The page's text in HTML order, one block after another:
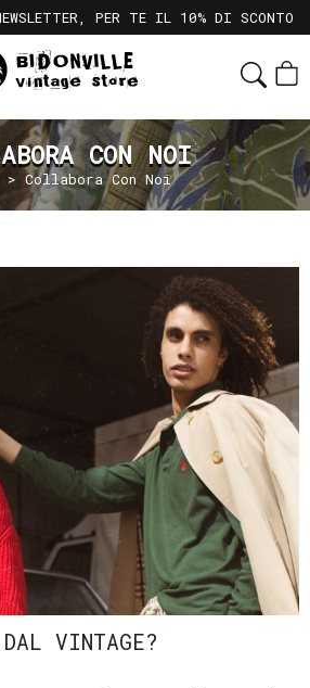
PER TE IL 10% DI SCONTO
CON NOI
> Collabora Con Noi
VINTAGE?